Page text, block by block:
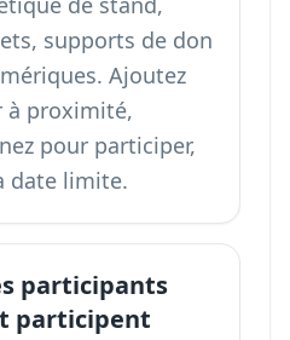
supports de don
Ajoutez
à proximité,
pour participer,
date limite.
participants
participent